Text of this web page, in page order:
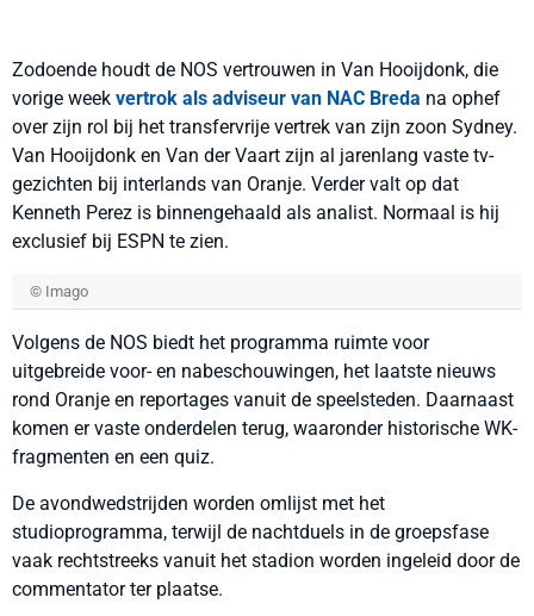
Zodoende houdt de NOS vertrouwen in Van Hooijdonk, die
vorige week vertrok als adviseur van NAC Breda na ophef
over zijn rol bij het transfervrije vertrek van zijn zoon Sydney.
Van Hooijdonk en Van der Vaart zijn al jarenlang vaste tv-
gezichten bij interlands van Oranje. Verder valt op dat
Kenneth Perez is binnengehaald als analist. Normaal is hij
exclusief bij ESPN te zien.
© Imago
Volgens de NOS biedt het programma ruimte voor
uitgebreide voor- en nabeschouwingen, het laatste nieuws
rond Oranje en reportages vanuit de speelsteden. Daarnaast
komen er vaste onderdelen terug, waaronder historische WK-
fragmenten en een quiz.
De avondwedstrijden worden omlijst met het
studioprogramma, terwijl de nachtduels in de groepsfase
vaak rechtstreeks vanuit het stadion worden ingeleid door de
commentator ter plaatse.